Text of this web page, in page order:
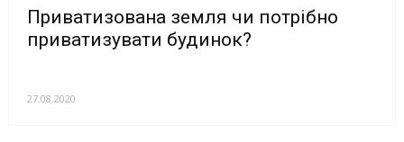
Приватизована земля чи потрібно
приватизувати будинок?
27.08.2020